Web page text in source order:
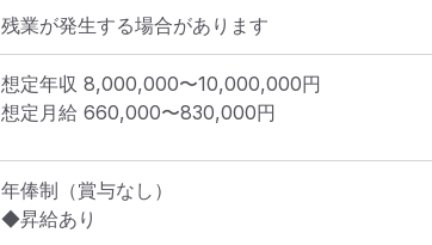
残業が発生する場合があります
想定年収 8,000,000〜10,000,000円
想定月給 660,000〜830,000円
年俸制（賞与なし）
◆昇給あり